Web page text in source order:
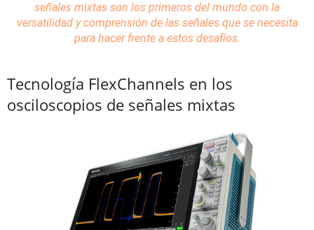
señales mixtas son los primeros del mundo con la
versatilidad y comprensión de las señales que se necesita
para hacer frente a estos desafíos.
Tecnología FlexChannels en los
osciloscopios de señales mixtas